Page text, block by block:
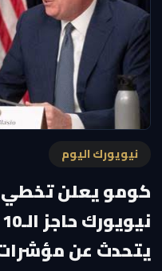
نيويورك اليوم
كومو يعلن تخطي
يتحدث عن مؤشرات